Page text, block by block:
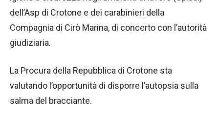
dell’Asp di Crotone e dei carabinieri della
Compagnia di Cirò Marina, di concerto con l’autorità
giudiziaria.
La Procura della Repubblica di Crotone sta
valutando l’opportunità di disporre l’autopsia sulla
salma del bracciante.